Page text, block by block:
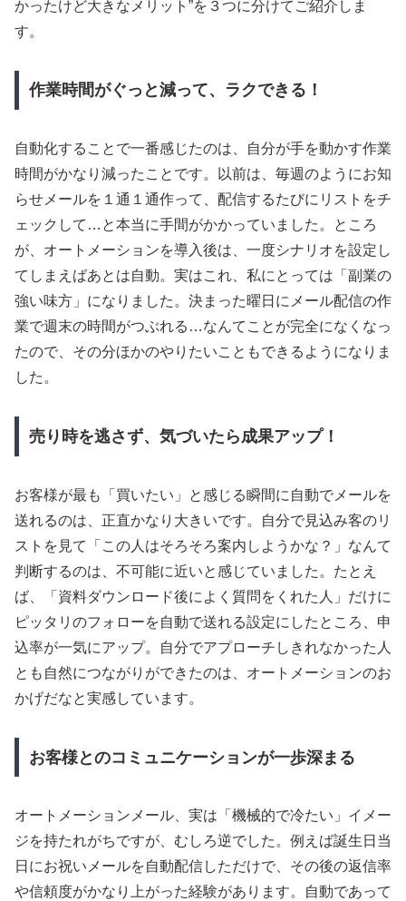
かったけど大きなメリット”を３つに分けてご紹介しま
す。
作業時間がぐっと減って、ラクできる！
自動化することで一番感じたのは、自分が手を動かす作業
時間がかなり減ったことです。以前は、毎週のようにお知
らせメールを１通１通作って、配信するたびにリストをチ
ェックして…と本当に手間がかかっていました。ところ
が、オートメーションを導入後は、一度シナリオを設定し
てしまえばあとは自動。実はこれ、私にとっては「副業の
強い味方」になりました。決まった曜日にメール配信の作
業で週末の時間がつぶれる…なんてことが完全になくなっ
たので、その分ほかのやりたいこともできるようになりま
した。
売り時を逃さず、気づいたら成果アップ！
お客様が最も「買いたい」と感じる瞬間に自動でメールを
送れるのは、正直かなり大きいです。自分で見込み客のリ
ストを見て「この人はそろそろ案内しようかな？」なんて
判断するのは、不可能に近いと感じていました。たとえ
ば、「資料ダウンロード後によく質問をくれた人」だけに
ピッタリのフォローを自動で送れる設定にしたところ、申
込率が一気にアップ。自分でアプローチしきれなかった人
とも自然につながりができたのは、オートメーションのお
かげだなと実感しています。
お客様とのコミュニケーションが一歩深まる
オートメーションメール、実は「機械的で冷たい」イメー
ジを持たれがちですが、むしろ逆でした。例えば誕生日当
日にお祝いメールを自動配信しただけで、その後の返信率
や信頼度がかなり上がった経験があります。自動であって